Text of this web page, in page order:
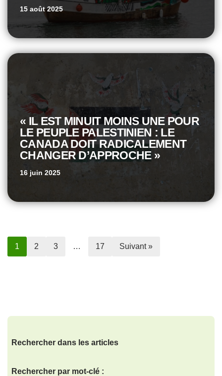
15 août 2025
« IL EST MINUIT MOINS UNE POUR
LE PEUPLE PALESTINIEN : LE
CANADA DOIT RADICALEMENT
CHANGER D’APPROCHE »
16 juin 2025
1 2 3 … 17 Suivant »
Rechercher dans les articles
Rechercher par mot-clé :